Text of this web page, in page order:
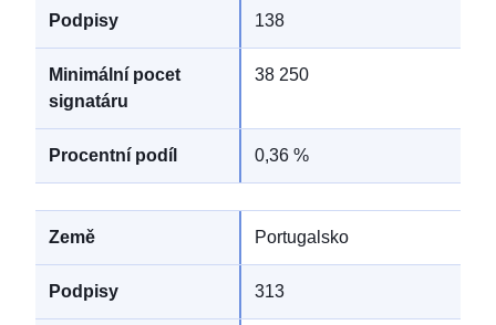
138
38 250
0,36 %
Portugalsko
313